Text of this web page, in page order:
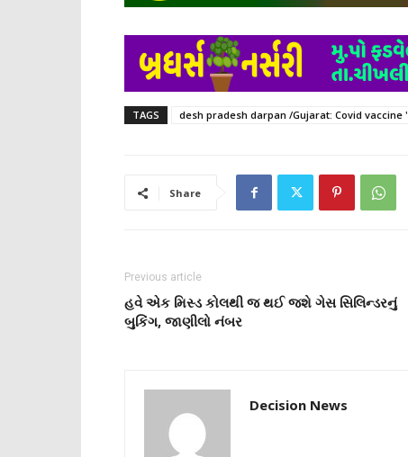
TAGS desh pradesh darpan /Gujarat: Covid
Share
Previous article
હવે એક મિસ્ડ કોલથી જ થઈ જશે ગેસ સિલિન્ડરનું
બુકિંગ, જાણીલો નંબર
Decision News